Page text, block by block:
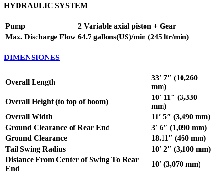
HYDRAULIC SYSTEM
Pump
2 Variable axial piston + Gear
Max. Discharge Flow 64.7 gallons(US)/min (245 ltr/min)
DIMENSIONES
Overall Length
33′ 7″ (10,260
mm)
Overall Height (to top of boom)
10′ 11″ (3,330
mm)
Overall Width
11′ 5″ (3,490 mm)
Ground Clearance of Rear End
3′ 6″ (1,090 mm)
Ground Clearance
18.11″ (460 mm)
Tail Swing Radius
10′ 2″ (3,100 mm)
Distance From Center of Swing To Rear
End
10′ (3,070 mm)